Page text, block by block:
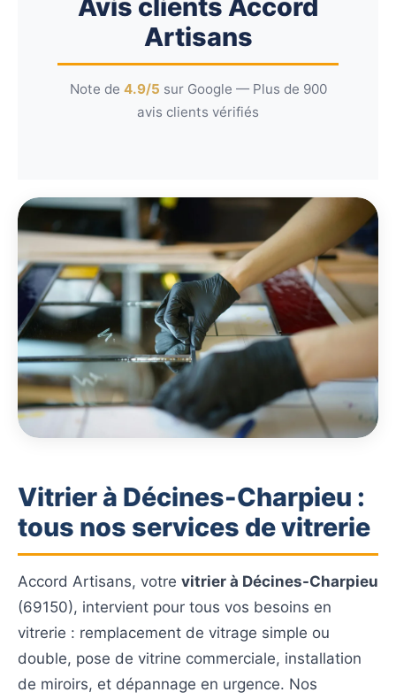
Avis clients Accord
Artisans
Note de 4.9/5 sur Google — Plus de 900
avis clients vérifiés
Vitrier à Décines-Charpieu :
tous nos services de vitrerie
Accord Artisans, votre vitrier à Décines-Charpieu
(69150), intervient pour tous vos besoins en
vitrerie : remplacement de vitrage simple ou
double, pose de vitrine commerciale, installation
de miroirs, et dépannage en urgence. Nos